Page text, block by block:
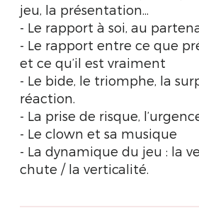
jeu, la présentation...
- Le rapport à soi, au
- Le rapport entre ce que
et ce qu’il est vraiment
- Le bide, le triomphe, la
réaction.
- La prise de risque,
- Le clown et sa musique
- La dynamique du jeu : la
chute / la verticalité.